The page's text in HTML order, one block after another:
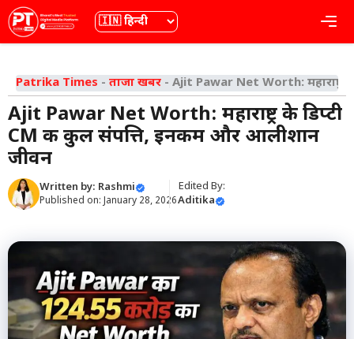
Skip
to
content
भाषा
Patrika Times - ताजा खबर - Ajit Pawar Net Worth:
Ajit Pawar Net Worth: महाराष्ट्र के डिप्टी
CM की कुल संपत्ति, इनकम और आलीशान
जीवन
Written by: Rashmi
Published on: January 28, 2026
Edited By:
Aditika